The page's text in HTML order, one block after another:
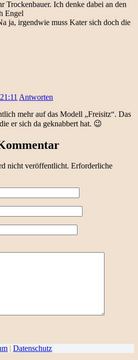
Trockenbauer. Ich denke dabei an den
Engel
ja, irgendwie muss Kater sich doch die
Antworten
mehr auf das Modell „Freisitz“. Das
er sich da geknabbert hat. 😉
nicht veröffentlicht. Erforderliche
| Datenschutz